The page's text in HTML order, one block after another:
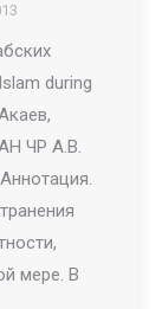
during
ЧР А.В.
мере. В